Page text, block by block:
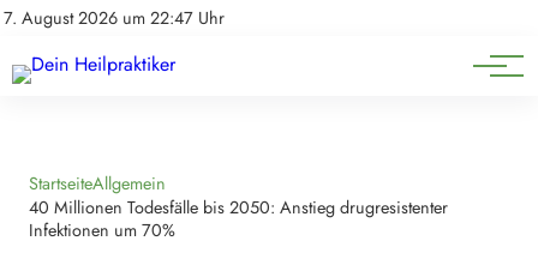
7. August 2026 um 22:47 Uhr
Impressum
Natürliche Medizin
Heilpflanzen & Kräuterkunde
StartseiteAllgemein
40 Millionen Todesfälle bis 2050: Anstieg drugresistenter
Infektionen um 70%